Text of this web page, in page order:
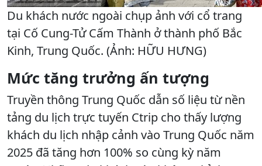
Du khách nước ngoài chụp ảnh với cổ trang
tại Cố Cung-Tử Cấm Thành ở thành phố Bắc
Kinh, Trung Quốc. (Ảnh: HỮU HƯNG)
Mức tăng trưởng ấn tượng
Truyền thông Trung Quốc dẫn số liệu từ nền
tảng du lịch trực tuyến Ctrip cho thấy lượng
khách du lịch nhập cảnh vào Trung Quốc năm
2025 đã tăng hơn 100% so cùng kỳ năm